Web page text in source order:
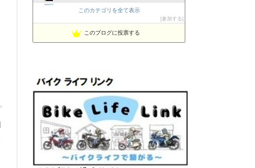
PBOYS-BLUE
◆Akira's Candid Photography
11位 MT-07と私。走る
15位 ほんまもん商会
このカテゴリを全て表示
参加する
このブログに投票する